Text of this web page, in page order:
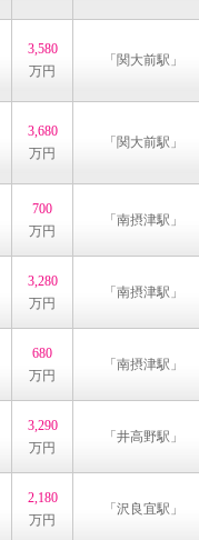
3,580
万円
「関大前駅」
3,680
万円
「関大前駅」
700
万円
「南摂津駅」
3,280
万円
「南摂津駅」
680
万円
「南摂津駅」
3,290
万円
「井高野駅」
2,180
万円
「沢良宜駅」